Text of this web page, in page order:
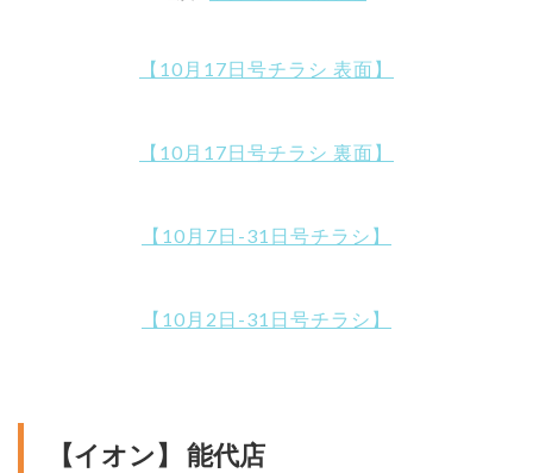
【10月17日号チラシ 表面】
【10月17日号チラシ 裏面】
【10月7日-31日号チラシ】
【10月2日-31日号チラシ】
【イオン】 能代店